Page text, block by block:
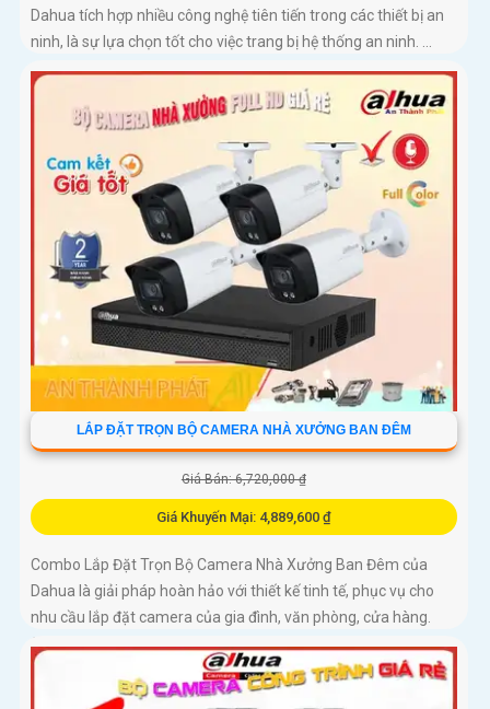
Dahua tích hợp nhiều công nghệ tiên tiến trong các thiết bị an
ninh, là sự lựa chọn tốt cho việc trang bị hệ thống an ninh. ...
LẮP ĐẶT TRỌN BỘ CAMERA NHÀ XƯỞNG BAN ĐÊM
Giá Bán: 6,720,000 ₫
Giá Khuyến Mại: 4,889,600 ₫
Combo Lắp Đặt Trọn Bộ Camera Nhà Xưởng Ban Đêm của
Dahua là giải pháp hoàn hảo với thiết kế tinh tế, phục vụ cho
nhu cầu lắp đặt camera của gia đình, văn phòng, cửa hàng.
Combo...